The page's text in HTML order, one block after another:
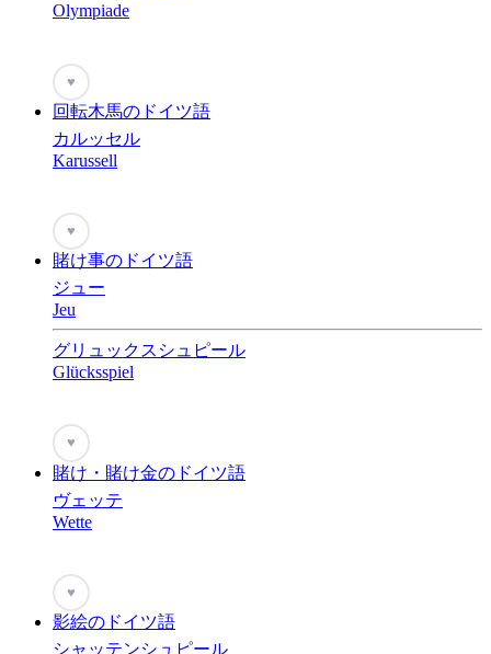
Olympiade
♥
回転木馬のドイツ語
カルッセル
Karussell
♥
賭け事のドイツ語
ジュー
Jeu
グリュックスシュピール
Glücksspiel
♥
賭け・賭け金のドイツ語
ヴェッテ
Wette
♥
影絵のドイツ語
シャッテンシュピール